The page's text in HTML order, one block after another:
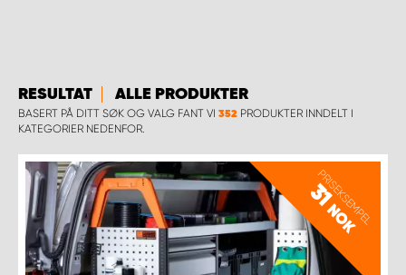
RESULTAT ALLE PRODUKTER
BASERT PÅ DITT SØK OG VALG FANT VI 352 PRODUKTER INNDELT I
KATEGORIER NEDENFOR.
PRISEKSEMPEL
31
NOK
WORK SYSTEM HORTEN
WORK SYSTEM KEY ACCOUNT
WORK SYSTEM NORWAY
WORK SYSTEM OSLO